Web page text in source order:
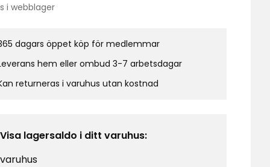
i webblager
dagars öppet köp för medlemmar
hem eller ombud 3-7 arbetsdagar
returneras i varuhus utan kostnad
Visa lagersaldo i ditt varuhus: